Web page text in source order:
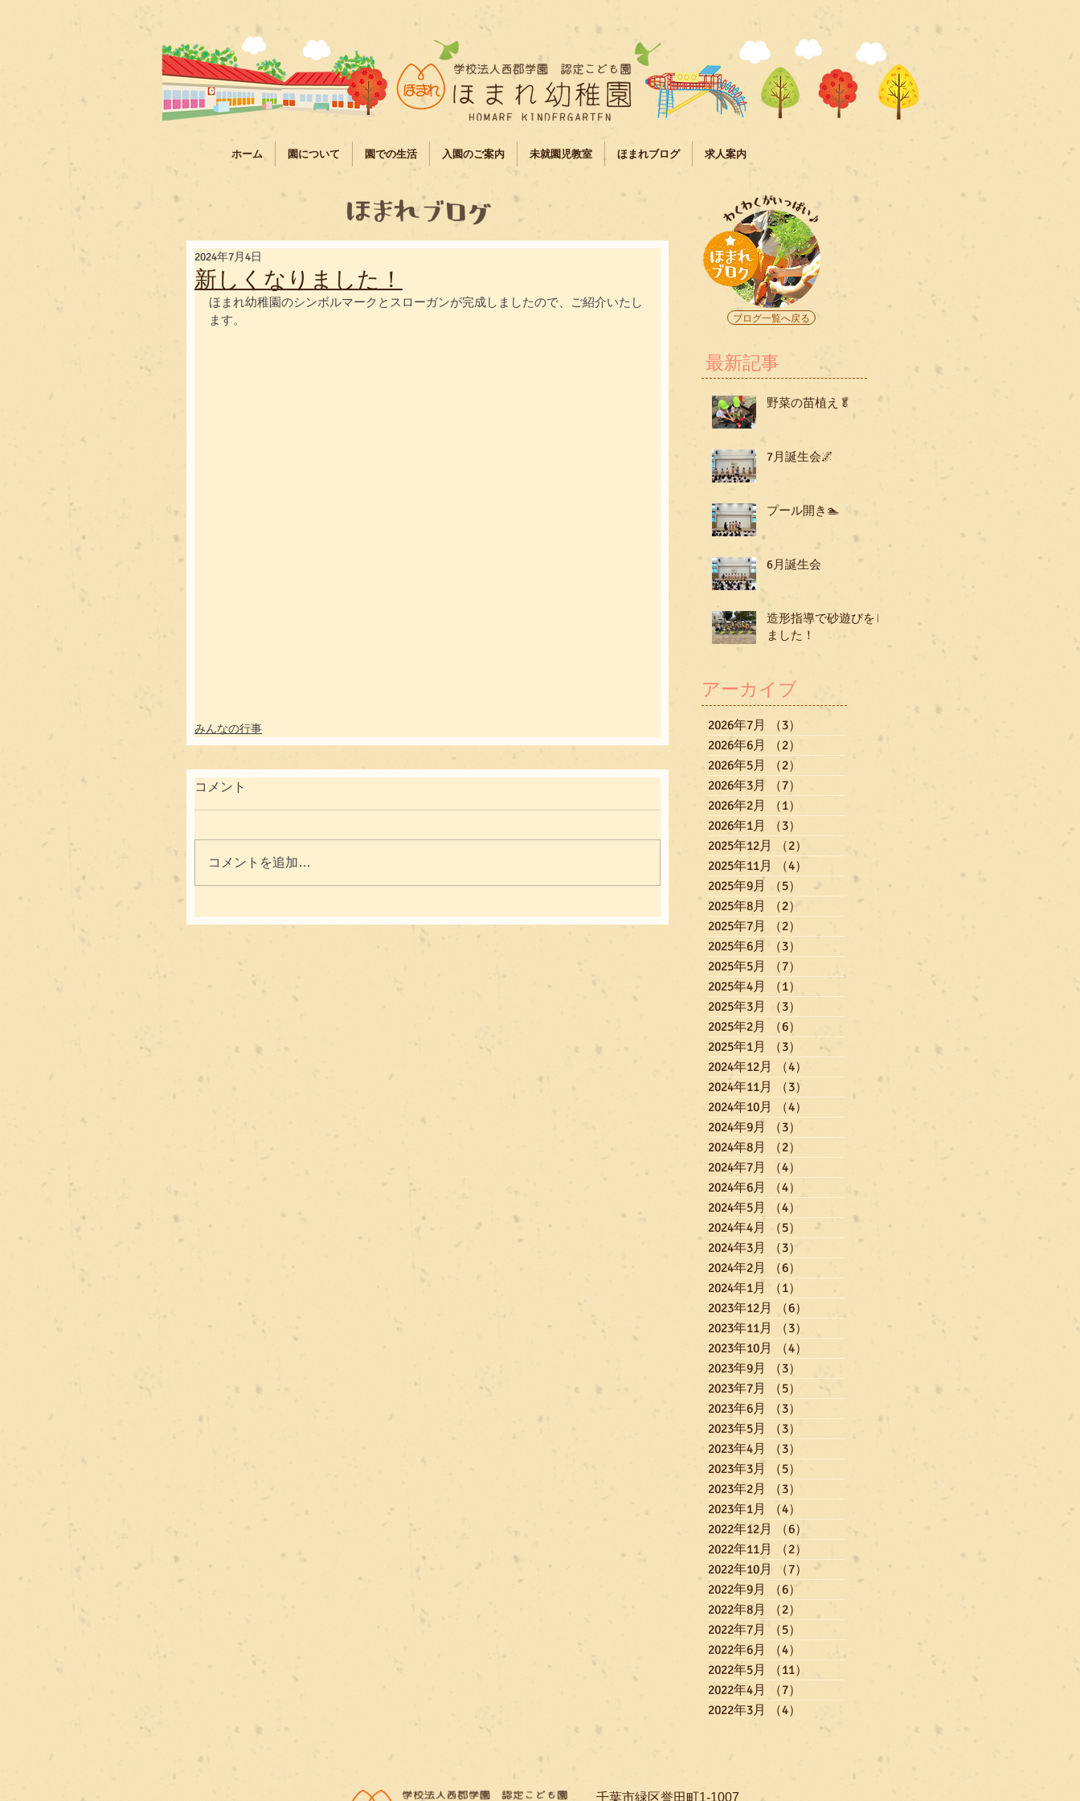
ホーム 園について 園での生活 入園のご案内 未就園児教室 ほまれブログ 求人案内
新しくなりました！
2024年7月4日
ほまれ幼稚園のシンボルマークとスローガンが完成しましたので、ご紹介いたし
ます。
みんなの行事
コメント
コメントを追加…
ブログ一覧へ戻る
最新記事
野菜の苗植え🥬
7月誕生会🌌
プール開き🏊
6月誕生会
造形指導で砂遊びをし
ました！
アーカイブ
2026年7月 （3）
2026年6月
（2）
2026年5月
（2）
2026年3月
（7）
2026年2月
（1）
2026年1月
（3）
2025年12月
（2）
2025年11月
（4）
2025年9月
（5）
5件の記事
2025年8月
（2）
2025年7月
（2）
2025年6月
（3）
2025年5月
（7）
2025年4月
（1）
2025年3月
（3）
2025年2月
（6）
2025年1月
（3）
3件の記事
2024年12月
（4）
2024年11月
（3）
2024年10月
（4）
2024年9月
（3）
2024年8月
（2）
2024年7月
（4）
2024年6月
（4）
2024年5月
（4）
2024年4月
（5）
5件の記事
2024年3月
（3）
2024年2月
（6）
2024年1月
（1）
2023年12月
（6）
2023年11月
（3）
2023年10月
（4）
2023年9月
（3）
2023年7月
（5）
5件の記事
2023年6月
（3）
2023年5月
（3）
2023年4月
（3）
2023年3月
（5）
2023年2月
（3）
2023年1月
（4）
2022年12月
（6）
2022年11月
（2）
2022年10月
（7）
7件の記事
2022年9月
（6）
2022年8月
（2）
2022年7月
（5）
2022年6月
（4）
2022年5月
（11）
2022年4月
（7）
2022年3月
（4）
​千葉市緑区誉田町1-1007